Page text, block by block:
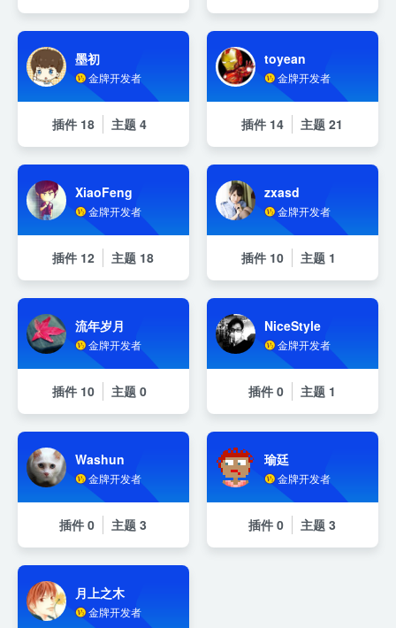
墨初
金牌开发者
插件 18 主题 4
toyean
金牌开发者
插件 14 主题 21
XiaoFeng
金牌开发者
插件 12 主题 18
zxasd
金牌开发者
插件 10 主题 1
流年岁月
金牌开发者
插件 10 主题 0
NiceStyle
金牌开发者
插件0 主题 1
Washun
金牌开发者
插件0 主题 3
瑜廷
金牌开发者
插件0 主题 3
月上之木
金牌开发者